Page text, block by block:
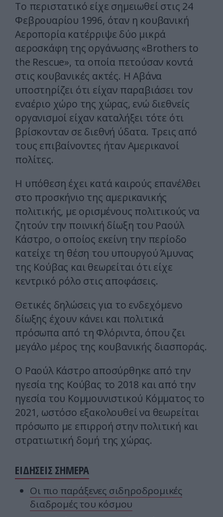
Το περιστατικό είχε σημειωθεί στις 24
Φεβρουαρίου 1996, όταν η κουβανική
Αεροπορία κατέρριψε δύο μικρά
αεροσκάφη της οργάνωσης «Brothers to
the Rescue», τα οποία πετούσαν κοντά
στις κουβανικές ακτές. Η Αβάνα
υποστηρίζει ότι είχαν παραβιάσει τον
εναέριο χώρο της χώρας, ενώ διεθνείς
οργανισμοί είχαν καταλήξει τότε ότι
βρίσκονταν σε διεθνή ύδατα. Τρεις από
τους επιβαίνοντες ήταν Αμερικανοί
πολίτες.
Η υπόθεση έχει κατά καιρούς επανέλθει
στο προσκήνιο της αμερικανικής
πολιτικής, με ορισμένους πολιτικούς να
ζητούν την ποινική δίωξη του Ραούλ
Κάστρο, ο οποίος εκείνη την περίοδο
κατείχε τη θέση του υπουργού Άμυνας
της Κούβας και θεωρείται ότι είχε
κεντρικό ρόλο στις αποφάσεις.
Θετικές δηλώσεις για το ενδεχόμενο
δίωξης έχουν κάνει και πολιτικά
πρόσωπα από τη Φλόριντα, όπου ζει
μεγάλο μέρος της κουβανικής διασποράς.
Ο Ραούλ Κάστρο αποσύρθηκε από την
ηγεσία της Κούβας το 2018 και από την
ηγεσία του Κομμουνιστικού Κόμματος το
2021, ωστόσο εξακολουθεί να θεωρείται
πρόσωπο με επιρροή στην πολιτική και
στρατιωτική δομή της χώρας.
ΕΙΔΗΣΕΙΣ ΣΗΜΕΡΑ
Οι πιο παράξενες σιδηροδρομικές
διαδρομές του κόσμου